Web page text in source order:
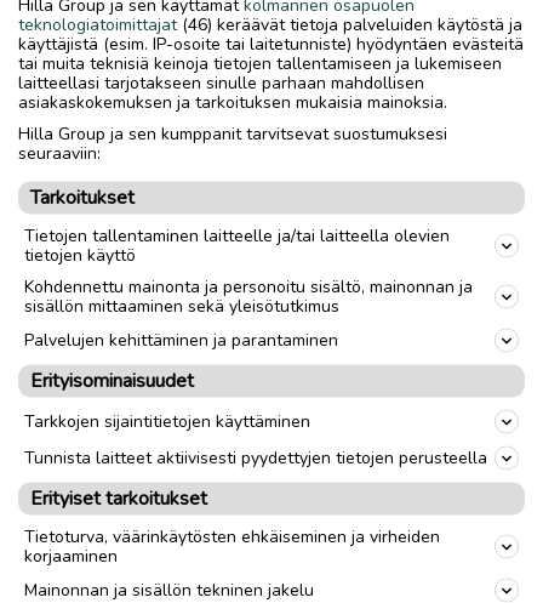
poljetut kesärenkaat. Ympäri vuoden ollut säilytyksessä
lämpimässä varastossa.
Toimitus Nouto
Tuumakoko
Vuosimalli
Sukupuoli
Naiset
link
Ilmoittaja:Miika Pöyhönen
Katso ilmoittajan kaikki ilmoitukset(1)
OTA YHTEYTTÄ ILMOITTAJAAN
teknologiatoimittajat(46) keräävät tietoja palveluiden käytöstä ja
käyttäjistä (esim. IP-osoite tai laitetunniste) hyödyntäen evästeitä
tai muita teknisiä keinoja tietojen tallentamiseen ja lukemiseen
laitteellasi tarjotakseen sinulle parhaan mahdollisen
asiakaskokemuksen ja tarkoituksen mukaisia mainoksia.
Hilla Group ja sen kumppanit tarvitsevat suostumuksesi
seuraaviin:
Tarkoitukset
Tietojen tallentaminen laitteelle ja/tai laitteella olevien
tietojen käyttö
Kohdennettu mainonta ja personoitu sisältö, mainonnan ja
sisällön mittaaminen sekä yleisötutkimus
Palvelujen kehittäminen ja parantaminen
Erityisominaisuudet
Tarkkojen sijaintitietojen käyttäminen
Tunnista laitteet aktiivisesti pyydettyjen tietojen perusteella
Erityiset tarkoitukset
Tietoturva, väärinkäytösten ehkäiseminen ja virheiden
korjaaminen
Mainonnan ja sisällön tekninen jakelu